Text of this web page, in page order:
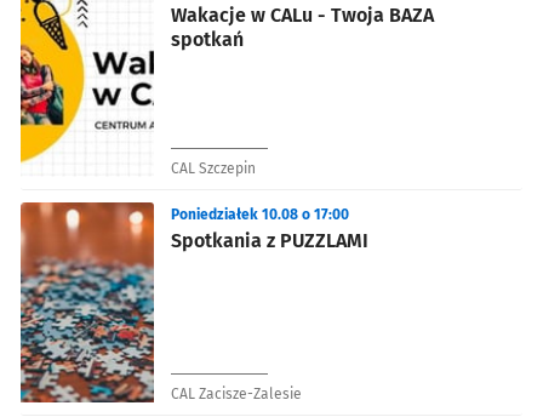
Wakacje w CALu - Twoja BAZA
spotkań
CAL Szczepin
Spotkania z PUZZLAMI
Poniedziałek 10.08 o 17:00
CAL Zacisze-Zalesie